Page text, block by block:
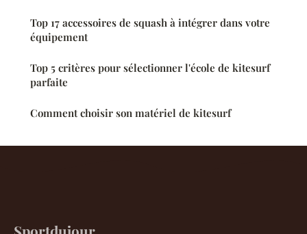
Top 17 accessoires de squash à intégrer dans votre
équipement
Top 5 critères pour sélectionner l'école de kitesurf
parfaite
Comment choisir son matériel de kitesurf